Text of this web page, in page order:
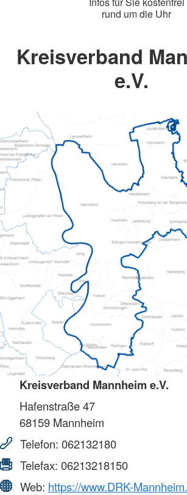
rund um die Uhr
Kreisverband
e.V.
Kreisverband Mannheim e.V.
Hafenstraße 47
68159 Mannheim
Telefon: 062132180
Telefax: 06213218150
Web: https://www.DRK-